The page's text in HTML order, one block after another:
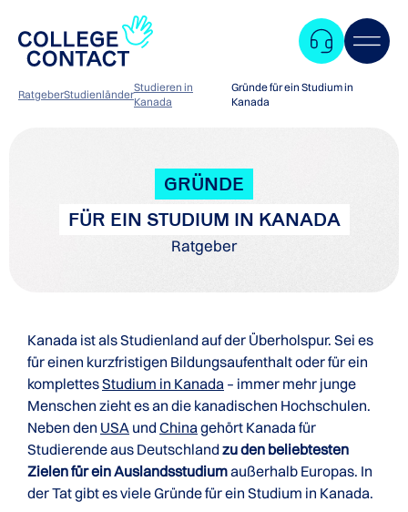
RatgeberStudienländer
Studieren in
Kanada
Gründe für ein Studium in
Kanada
GRÜNDE
FÜR EIN STUDIUM IN KANADA
Ratgeber
Kanada ist als Studienland auf der Überholspur. Sei es
für einen kurzfristigen Bildungsaufenthalt oder für ein
komplettesStudium in Kanada – immer mehr junge
Menschen zieht es an die kanadischen Hochschulen.
Neben den USA und Chinagehört Kanada für
Studierende aus Deutschland zu den beliebtesten
Zielen für ein Auslandsstudiumaußerhalb Europas. In
der Tat gibt es viele Gründe für ein Studium in Kanada.